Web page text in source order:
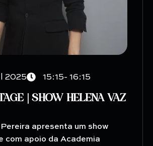
2025 15:15- 16:15
| SHOW HELENA VAZ
apresenta um show
com apoio da Academia